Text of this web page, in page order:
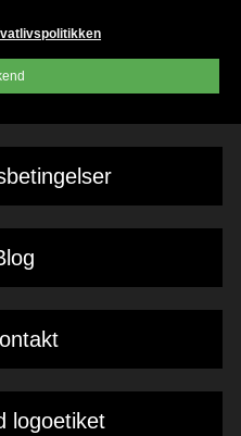
logoetiket